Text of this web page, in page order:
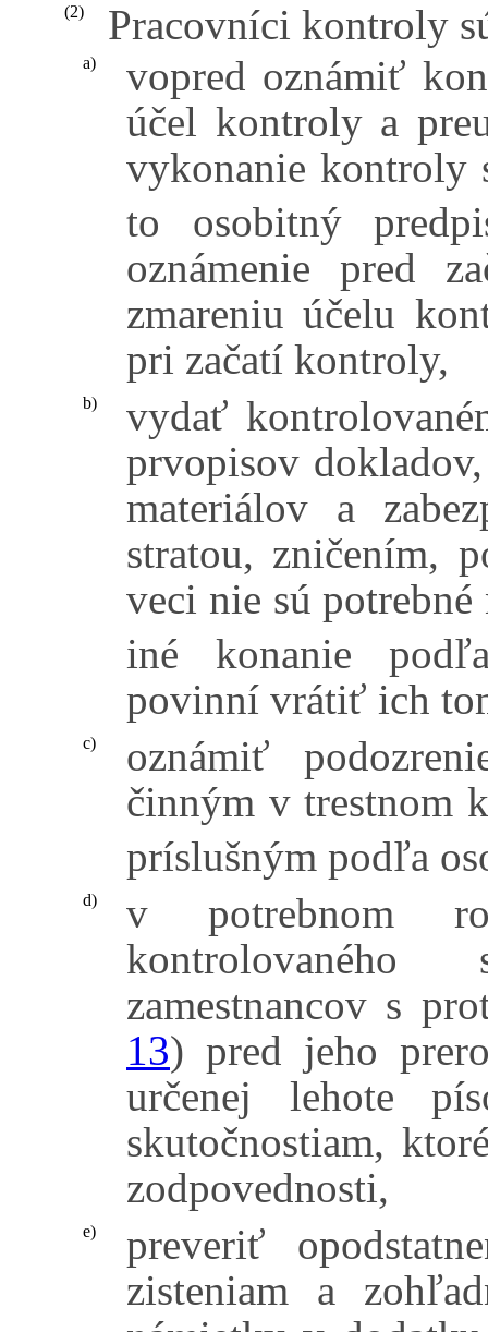
(2) Pracovníci kontroly
a)
vopred oznámiť
účel kontroly a
vykonanie kontroly
to osobitný
oznámenie pred
zmareniu účelu
pri začatí kontroly,
b)
vydať
prvopisov
materiálov a
stratou, zničením,
veci nie sú
iné konanie
povinní vrátiť ich
c)
oznámiť
činným v trestnom
príslušným podľa
d)
v potrebnom
zamestnancov s
13) pred jeho
určenej lehote
skutočnostiam,
zodpovednosti,
e)
preveriť
zisteniam a